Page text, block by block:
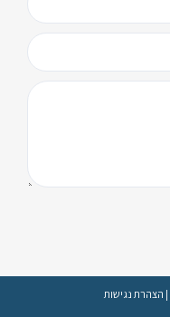
| הצהרת נגישות